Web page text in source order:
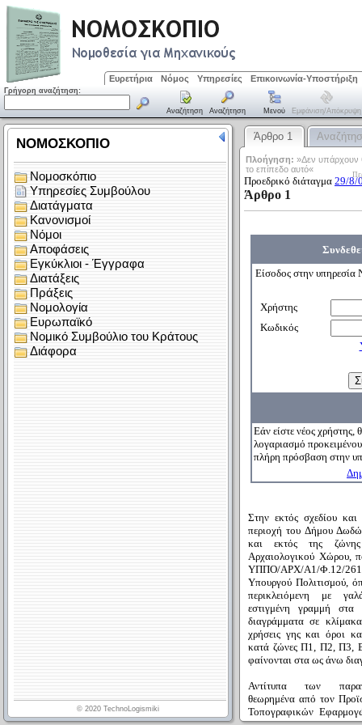
Ευρετήρια Νόμος Υπηρεσίες Επικοινωνία-Υποστήριξη
Γρήγορη αναζήτηση:
Αναζήτηση Αναζήτηση Μενού Εμφάνιση/απόκρυψη
Άρθρο 1